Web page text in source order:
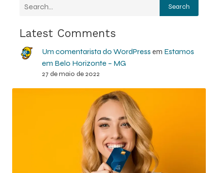
Search
Latest Comments
Um comentarista do WordPress em Estamos
em Belo Horizonte – MG
27 de maio de 2022